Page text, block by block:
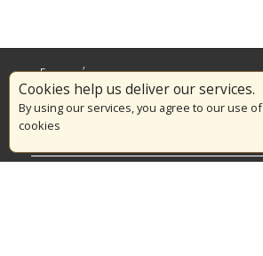
Cookies help us deliver our services.
By using our services, you agree to our use of
cookies
Επικαιρότητα
Το Πυροσβεστικό Σώμα